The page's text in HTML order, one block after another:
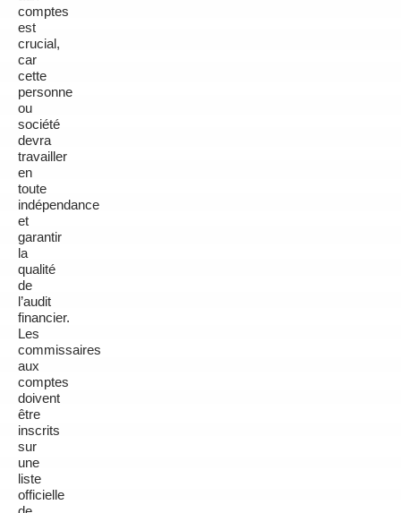
comptes
est
crucial,
car
cette
personne
ou
société
devra
travailler
en
toute
indépendance
et
garantir
la
qualité
de
l’audit
financier.
Les
commissaires
aux
comptes
doivent
être
inscrits
sur
une
liste
officielle